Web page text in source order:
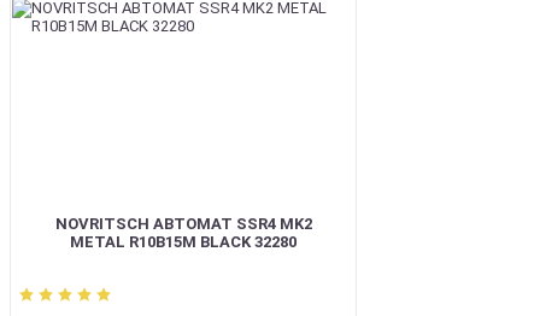
NOVRITSCH АВТОМАТ SSR4 MK2
METAL R10B15M BLACK 32280